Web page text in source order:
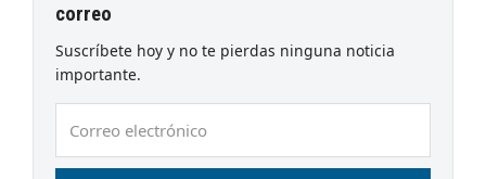
correo
Suscríbete hoy y no te pierdas ninguna noticia
importante.
electrónico